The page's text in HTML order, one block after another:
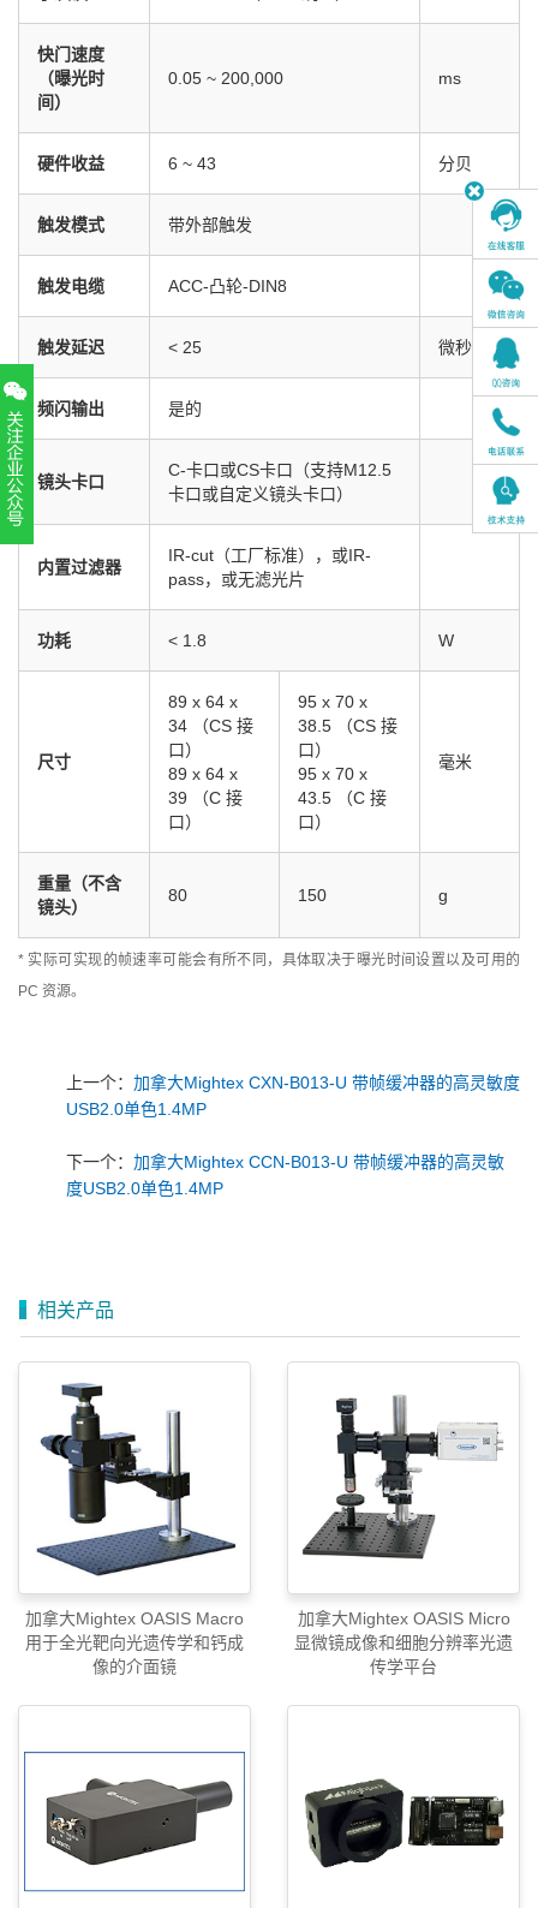
快门速度
（曝光时
间）
0.05 ~ 200,000 ms
硬件收益 6 ~ 43 分贝
触发模式 带外部触发
触发电缆 ACC-凸轮-DIN8
触发延迟 < 25 微秒
频闪输出 是的
镜头卡口
C-卡口或CS卡口（支持M12.5
卡口或自定义镜头卡口）
内置过滤器
IR-cut（工厂标准），或IR-
pass，或无滤光片
功耗 < 1.8 W
尺寸
89 x 64 x
34 （CS 接
口）
89 x 64 x
39 （C 接
口）
95 x 70 x
38.5 （CS 接
口）
95 x 70 x
43.5 （C 接
口）
毫米
重量（不含
镜头）
80 150 g
* 实际可实现的帧速率可能会有所不同，具体取决于曝光时间设置以及可用的
PC 资源。
上一个： 加拿大Mightex CXN-B013-U 带帧缓冲器的高灵敏度
USB2.0单色1.4MP
下一个： 加拿大Mightex CCN-B013-U 带帧缓冲器的高灵敏
度USB2.0单色1.4MP
相关产品
加拿大Mightex OASIS Macro
用于全光靶向光遗传学和钙成
像的介面镜
加拿大Mightex OASIS Micro
显微镜成像和细胞分辨率光遗
传学平台
扫一扫，关注官方账号
010-52867771